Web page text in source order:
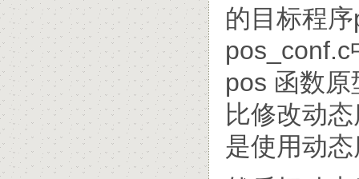
的目标程
pos_conf.c
pos 函数
比修改动
是使用动